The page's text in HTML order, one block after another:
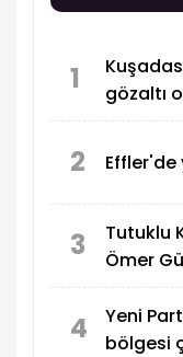
1
gözaltı
2
3
Tutuklu
Ömer
4
Yeni
bölgesi